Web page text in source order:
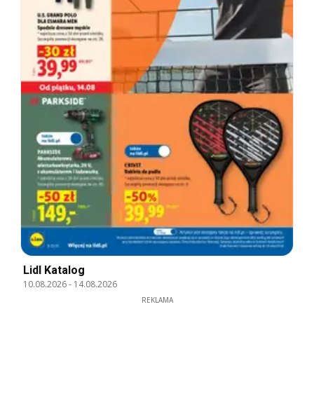
Lidl Katalog
10.08.2026- 14.08.2026
REKLAMA